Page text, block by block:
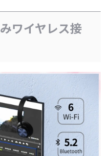
ワイヤレス接